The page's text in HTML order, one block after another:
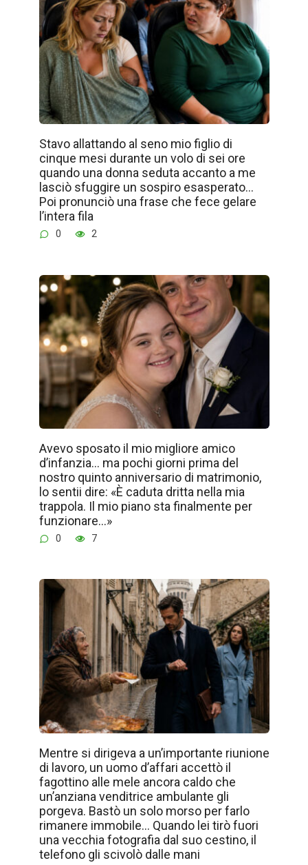
Stavo allattando al seno mio figlio di
cinque mesi durante un volo di sei ore
quando una donna seduta accanto a me
lasciò sfuggire un sospiro esasperato…
Poi pronunciò una frase che fece gelare
l’intera fila
0 2
Avevo sposato il mio migliore amico
d’infanzia… ma pochi giorni prima del
nostro quinto anniversario di matrimonio,
lo sentii dire: «È caduta dritta nella mia
trappola. Il mio piano sta finalmente per
funzionare…»
0 7
Mentre si dirigeva a un’importante riunione
di lavoro, un uomo d’affari accettò il
fagottino alle mele ancora caldo che
un’anziana venditrice ambulante gli
porgeva. Bastò un solo morso per farlo
rimanere immobile… Quando lei tirò fuori
una vecchia fotografia dal suo cestino, il
telefono gli scivolò dalle mani